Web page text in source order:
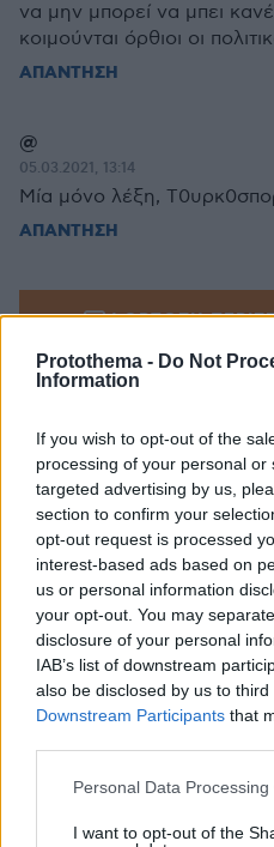
Protothema - Do Not
Information
If you wish to opt-out of the
processing of your personal
targeted advertising by us,
section to confirm your
opt-out request is processed
interest-based ads based on
us or personal information
your opt-out. You may
disclosure of your personal
IAB’s list of downstream
also be disclosed by us to
Downstream Participants that
Please note that this website/
not limited to your visit or
Personal Data
I want to opt-out of the
να μην μπορεί να μπει
κοιμούνται όρθιοι οι
ΑΠΑΝΤΗΣΗ
@
05.03.2021, 13:14
Μία μόνο λέξη,
ΑΠΑΝΤΗΣΗ
ΦΟΡΤΩΣΗ
ΌΝΟΜΑ *
EMAIL
ΣΧΌΛΙΟ *